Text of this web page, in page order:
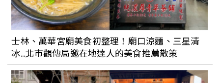
士林、萬華宮廟美食初整理！廟口涼麵、三星清
冰...北市觀傳局邀在地達人的美食推薦散策